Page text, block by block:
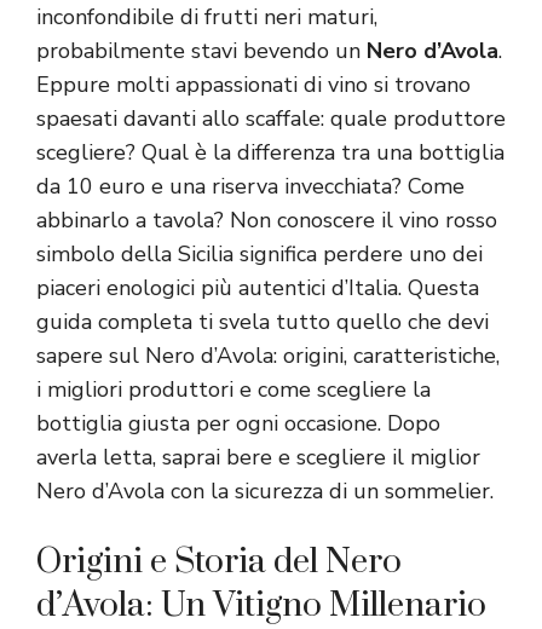
inconfondibile di frutti neri maturi,
probabilmente stavi bevendo un Nero d’Avola.
Eppure molti appassionati di vino si trovano
spaesati davanti allo scaffale: quale produttore
scegliere? Qual è la differenza tra una bottiglia
da 10 euro e una riserva invecchiata? Come
abbinarlo a tavola? Non conoscere il vino rosso
simbolo della Sicilia significa perdere uno dei
piaceri enologici più autentici d’Italia. Questa
guida completa ti svela tutto quello che devi
sapere sul Nero d’Avola: origini, caratteristiche,
i migliori produttori e come scegliere la
bottiglia giusta per ogni occasione. Dopo
averla letta, saprai bere e scegliere il miglior
Nero d’Avola con la sicurezza di un sommelier.
Origini e Storia del Nero
d’Avola: Un Vitigno Millenario